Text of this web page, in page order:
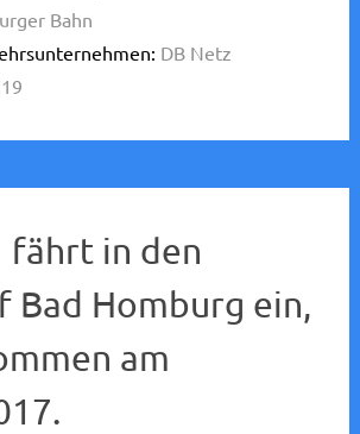
Bahn
DB Netz
fährt in den
Bad Homburg ein,
am